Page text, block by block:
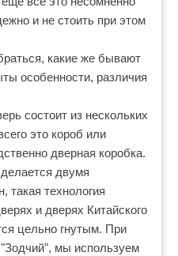
и не стоить при этом
какие же бывают
особенности, различия
состоит из нескольких
это короб или
дверная коробка.
двумя
такая технология
и дверях Китайского
цельно гнутым. При
мы используем